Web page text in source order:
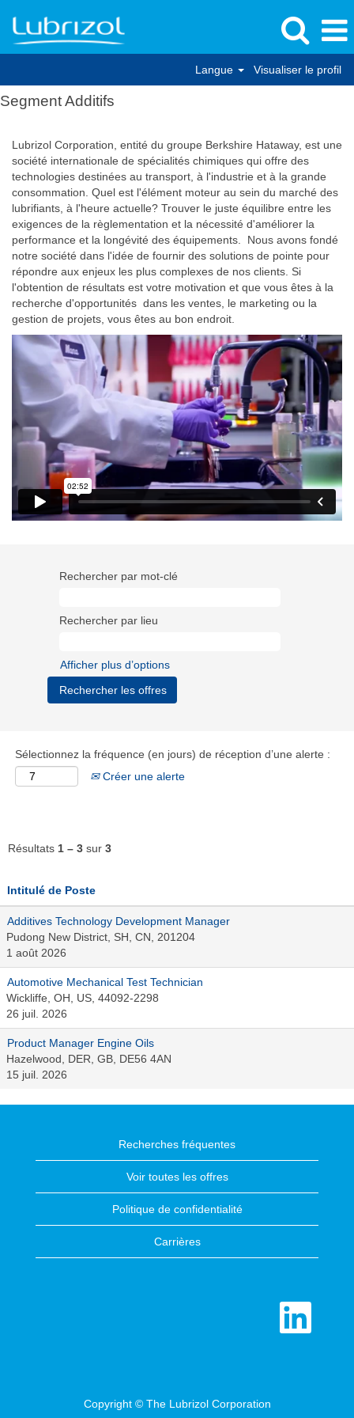
Langue Visualiser le profil
Segment Additifs
Lubrizol Corporation, entité du groupe Berkshire Hataway, est une
société internationale de spécialités chimiques qui offre des
technologies destinées au transport, à l'industrie et à la grande
consommation. Quel est l'élément moteur au sein du marché des
lubrifiants, à l'heure actuelle? Trouver le juste équilibre entre les
exigences de la règlementation et la nécessité d'améliorer la
performance et la longévité des équipements. Nous avons fondé
notre société dans l'idée de fournir des solutions de pointe pour
répondre aux enjeux les plus complexes de nos clients. Si
l'obtention de résultats est votre motivation et que vous êtes à la
recherche d'opportunités dans les ventes, le marketing ou la
gestion de projets, vous êtes au bon endroit.
Rechercher par mot-clé
Rechercher par lieu
Afficher plus d’options
Sélectionnez la fréquence (en jours) de réception d’une alerte :
Créer une alerte
Résultats 1 – 3 sur 3
Intitulé de Poste
Additives Technology Development Manager
Pudong New District, SH, CN, 201204
1 août 2026
Automotive Mechanical Test Technician
Wickliffe, OH, US, 44092-2298
26 juil. 2026
Product Manager Engine Oils
Hazelwood, DER, GB, DE56 4AN
15 juil. 2026
Recherches fréquentes
Voir toutes les offres
Politique de confidentialité
Carrières
S
u
Copyright © The Lubrizol Corporation